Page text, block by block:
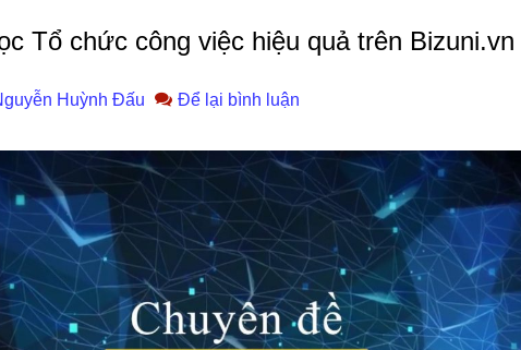
Tổ chức công việc hiệu quả trên Bizuni.vn
Huỳnh Đấu Để lại bình luận